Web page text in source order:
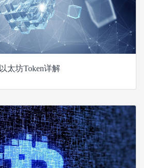
以太坊Token详解